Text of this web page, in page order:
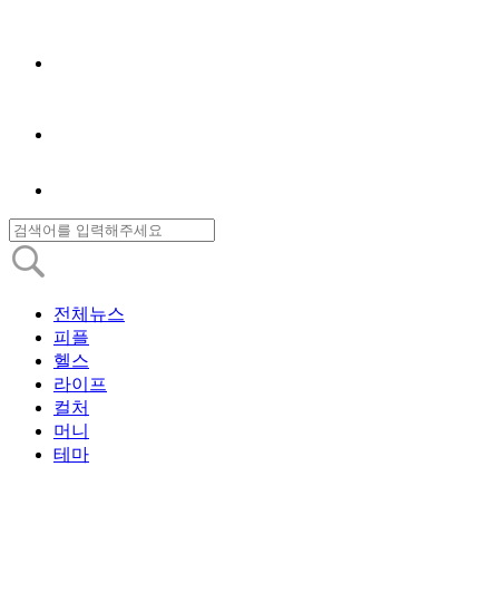
전체뉴스
피플
헬스
라이프
컬처
머니
테마